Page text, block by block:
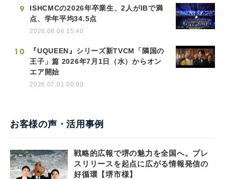
9
ISHCMCの2026年卒業生、2人がIBで満
点、学年平均34.5点
2026.08.06 15:40
10
『UQUEEN』シリーズ新TVCM「隣国の
王子」篇 2026年7月1日（水）からオン
エア開始
2026.07.01 00:00
お客様の声・活用事例
戦略的広報で堺の魅力を全国へ。プレ
スリリースを起点に広がる情報発信の
好循環【堺市様】